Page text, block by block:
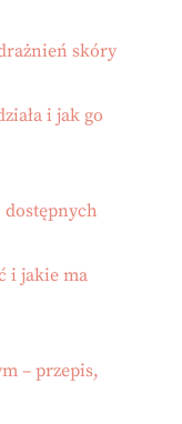
skóry
i jak go
i jakie ma
– przepis,